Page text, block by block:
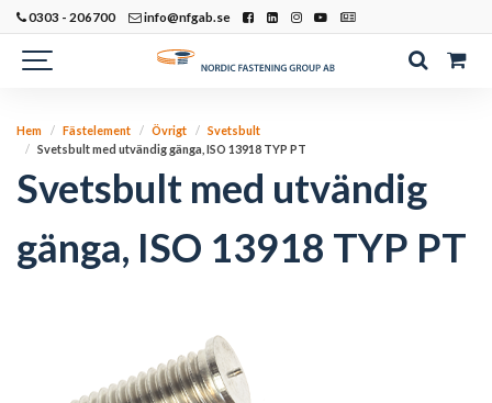
0303 - 206700 info@nfgab.se
Hem Fästelement Övrigt
Svetsbult
Svetsbult med utvändig gänga, ISO 13918 TYP PT
Svetsbult med utvändig
gänga, ISO 13918 TYP PT